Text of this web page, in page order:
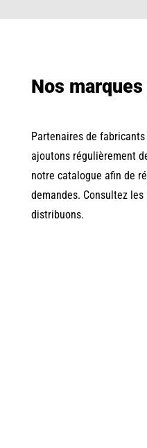
Nos
Partenaires de
ajoutons régulièrement
notre catalogue afin de
demandes. Consultez
distribuons.